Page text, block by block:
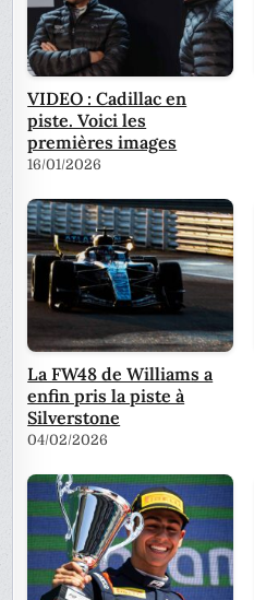
VIDEO : Cadillac en
piste. Voici les
premières images
16/01/2026
La FW48 de Williams a
enfin pris la piste à
Silverstone
04/02/2026